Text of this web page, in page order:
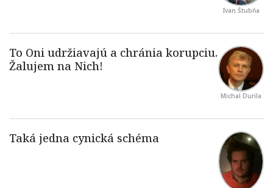
Ivan Štubňa
Michal Durila